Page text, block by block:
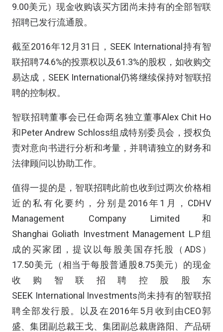
9.00美元）现金收购该买方团尚未持有的全部智联
招聘已发行流通股。
截至2016年12月31日，SEEK International持有智
联招聘74.6%的投票权以及61.3%的股权，如收购交
易达成，SEEK International仍将继续保持对智联招
聘的控制权。
智联招聘董事会已任命两名独立董事Alex Chit Ho
和Peter Andrew Schloss组成特别委员会，授权负
责对意向书进行分析和考量，并聘请独立的财务和
法律顾问以协助工作。
值得一提的是，智联招聘此前也收到过两次价格相
近的私有化要约，分别是2016年1月，CDHV
Management Company Limited和
Shanghai Goliath Investment Management L.P组
成的买家团，提议以每股美国存托股（ADS）
17.50美元（相当于每股普通股8.75美元）的现金
收购智联招聘控股股东
SEEK International Investments尚未持有的智联招
聘全部发行股。以及在2016年5月收到由CEO郭
盛、集团副总裁王戈、集团副总裁唐路阳、产品研